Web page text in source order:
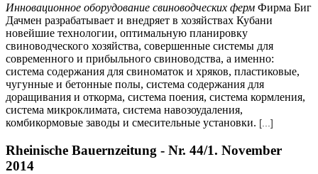
Инновационное оборудование свиноводческих ферм Фирма Биг
Дачмен разрабатывает и внедряет в хозяйствах Кубани
новейшие технологии, оптимальную планировку
свиноводческого хозяйства, совершенные системы для
современного и прибыльного свиноводства, а именно:
система содержания для свиноматок и хряков, пластиковые,
чугунные и бетонные полы, система содержания для
доращивания и откорма, система поения, система кормления,
система микроклимата, система навозоудаления,
комбикормовые заводы и смесительные установки. [...]
Rheinische Bauernzeitung - Nr. 44/1. November
2014